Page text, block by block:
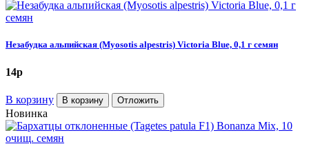
Незабудка альпийская (Myosotis alpestris) Victoria Blue, 0,1 г семян
14p
В корзину В корзину Отложить
Новинка